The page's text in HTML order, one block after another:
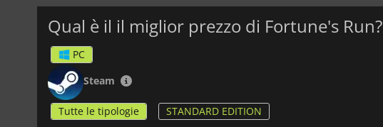
Qual è il il miglior prezzo di Fortune's Run?
PC
Steam
Tutte le tipologie STANDARD EDITION